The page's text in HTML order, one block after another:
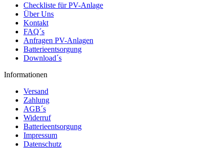
Checkliste für PV-Anlage
Über Uns
Kontakt
FAQ´s
Anfragen PV-Anlagen
Batterieentsorgung
Download´s
Informationen
Versand
Zahlung
AGB´s
Widerruf
Batterieentsorgung
Impressum
Datenschutz